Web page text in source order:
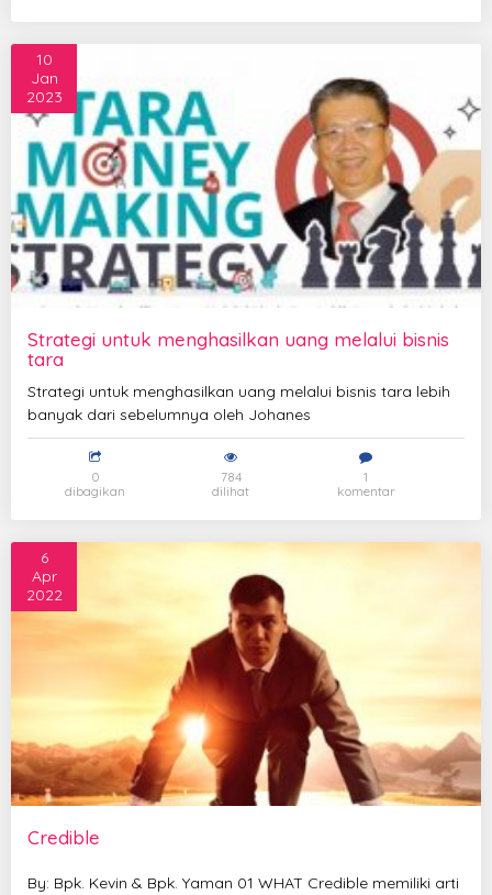
Strategi untuk menghasilkan uang melalui bisnis
tara
10
Jan
2023
Strategi untuk menghasilkan uang melalui bisnis tara lebih
banyak dari sebelumnya oleh Johanes
0
dibagikan
784
dilihat
1
komentar
Credible
6
Apr
2022
By: Bpk. Kevin & Bpk. Yaman 01 WHAT Credible memiliki arti